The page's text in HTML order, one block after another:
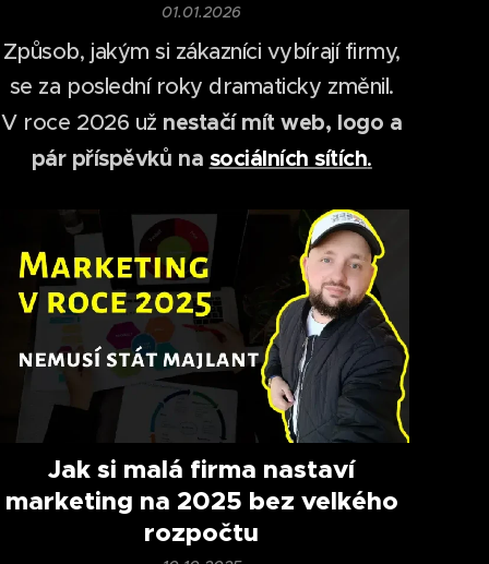
01.01.2026
Způsob, jakým si zákazníci vybírají firmy,
se za poslední roky dramaticky změnil.
V roce 2026 už nestačí mít web, logo a
pár příspěvků na sociálních sítích.
Jak si malá firma nastaví
marketing na 2025 bez velkého
rozpočtu